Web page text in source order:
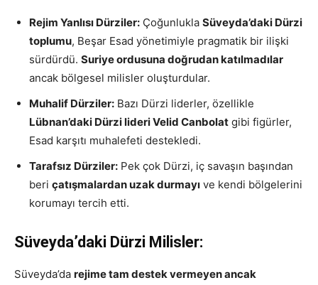
Rejim Yanlısı Dürziler: Çoğunlukla Süveyda’daki Dürzi
toplumu, Beşar Esad yönetimiyle pragmatik bir ilişki
sürdürdü. Suriye ordusuna doğrudan katılmadılar
ancak bölgesel milisler oluşturdular.
Muhalif Dürziler: Bazı Dürzi liderler, özellikle
Lübnan’daki Dürzi lideri Velid Canbolat gibi figürler,
Esad karşıtı muhalefeti destekledi.
Tarafsız Dürziler: Pek çok Dürzi, iç savaşın başından
beri çatışmalardan uzak durmayı ve kendi bölgelerini
korumayı tercih etti.
Süveyda’daki Dürzi Milisler:
Süveyda’da rejime tam destek vermeyen ancak